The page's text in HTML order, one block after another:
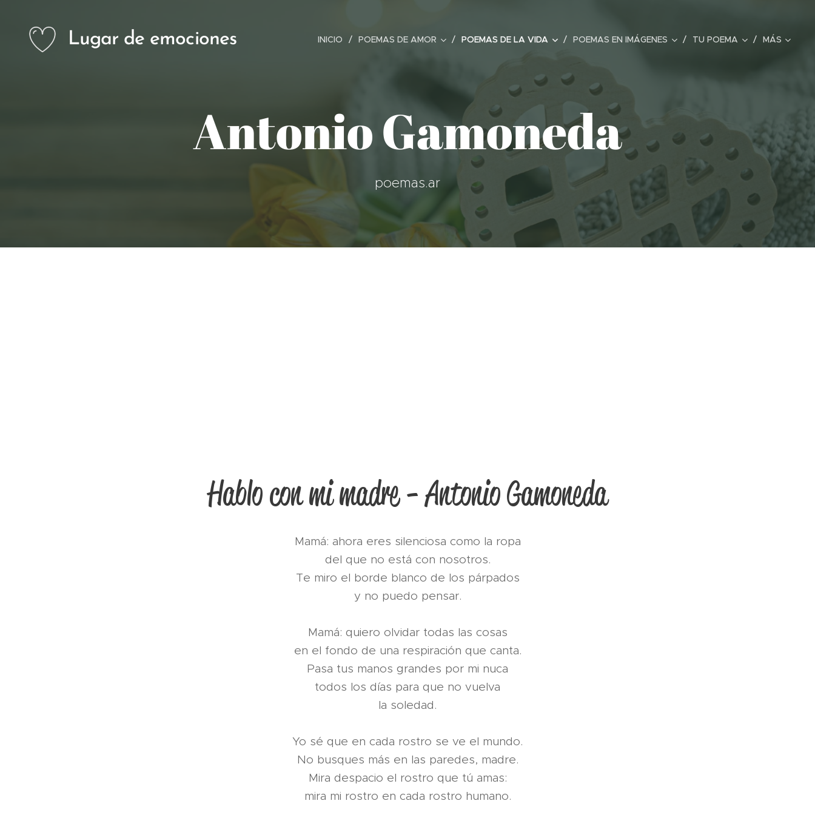
Lugar de emociones INICIO POEMAS DE AMOR POEMAS DE LA VIDA POEMAS EN IMÁGENES TU POEMA MÁS
Antonio Gamoneda
poemas.ar
Hablo con mi madre - Antonio Gamoneda
Mamá: ahora eres silenciosa como la ropa
del que no está con nosotros.
Te miro el borde blanco de los párpados
y no puedo pensar.
Mamá: quiero olvidar todas las cosas
en el fondo de una respiración que canta.
Pasa tus manos grandes por mi nuca
todos los días para que no vuelva
la soledad.
Yo sé que en cada rostro se ve el mundo.
No busques más en las paredes, madre.
Mira despacio el rostro que tú amas:
mira mi rostro en cada rostro humano.